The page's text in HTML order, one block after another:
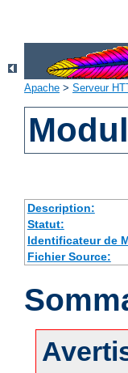
Apache > Serveur
Description:
Statut:
Identificateur de
Fichier Source: